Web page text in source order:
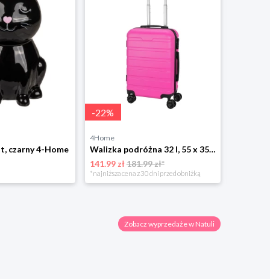
czarny 4-Home
-22%
4Home
Walizka podróżna 32 l, 55 x 35 x 21,5 cm 4-Home
141.99 zł181.99 zł*
*najniższa cena z 30 dni przed obniżką
Zobacz wyprzedaże w Natuli